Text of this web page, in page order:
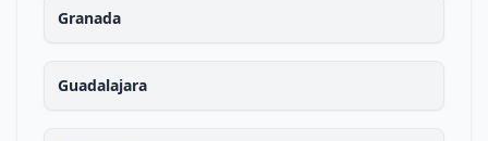
Granada
Guadalajara